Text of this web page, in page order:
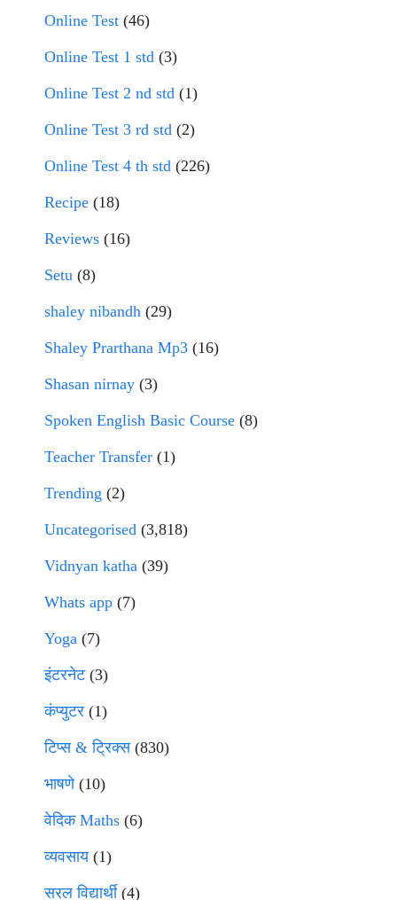
Online Test (46)
Online Test 1 std (3)
Online Test 2 nd std (1)
Online Test 3 rd std (2)
Online Test 4 th std (226)
Recipe (18)
Reviews (16)
Setu (8)
shaley nibandh (29)
Shaley Prarthana Mp3 (16)
Shasan nirnay (3)
Spoken English Basic Course (8)
Teacher Transfer (1)
Trending (2)
Uncategorised (3,818)
Vidnyan katha (39)
Whats app (7)
Yoga (7)
इंटरनेट(3)
कंप्युटर (1)
टिप्स & ट्रिक्स(830)
भाषणे(10)
वेदिक Maths (6)
व्यवसाय(1)
सरल विद्यार्थी(4)